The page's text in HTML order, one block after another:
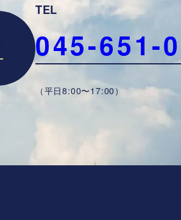
TEL
045-651-0
（平日8:00〜17:00）